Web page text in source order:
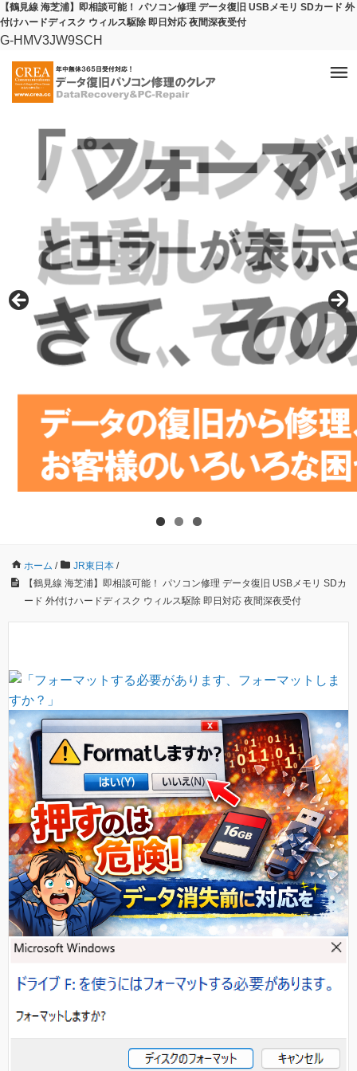
【鶴見線 海芝浦】即相談可能！ パソコン修理 データ復旧 USBメモリ SDカード 外
付けハードディスク ウィルス駆除 即日対応 夜間深夜受付
G-HMV3JW9SCH
ホーム / JR東日本 /
【鶴見線 海芝浦】即相談可能！ パソコン修理 データ復旧 USBメモリ SDカ
ード 外付けハードディスク ウィルス駆除 即日対応 夜間深夜受付